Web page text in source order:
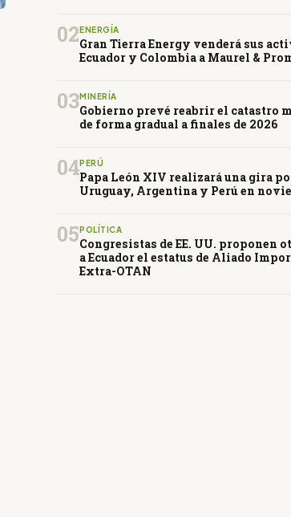
02 ENERGÍA
Gran Tierra Energy venderá sus
Ecuador y Colombia a Maurel &
03MINERÍA
Gobierno prevé reabrir el catastro
de forma gradual a finales de 2026
04PERÚ
Papa León XIV realizará una gira
Uruguay, Argentina y Perú en
05 POLÍTICA
Congresistas de EE. UU. proponen
a Ecuador el estatus de Aliado
Extra-OTAN